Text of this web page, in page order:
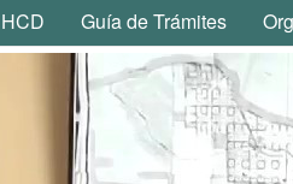
HCD Guía de Trámites